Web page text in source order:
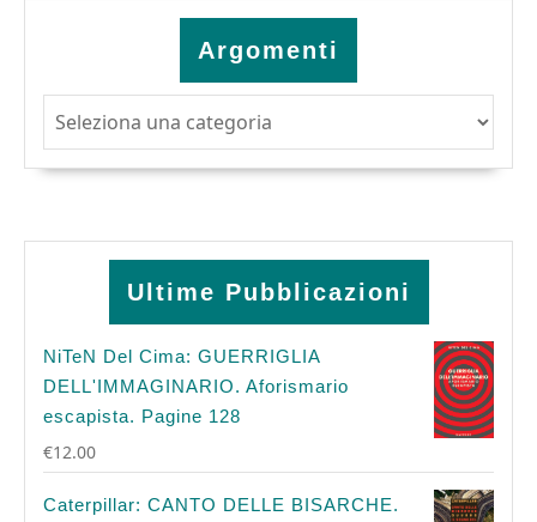
Argomenti
Ultime Pubblicazioni
NiTeN Del Cima: GUERRIGLIA
DELL'IMMAGINARIO. Aforismario
escapista. Pagine 128
€12.00
Caterpillar: CANTO DELLE BISARCHE.